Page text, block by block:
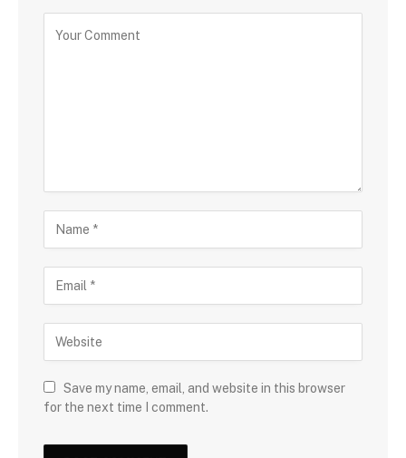
Save my name, email, and website in this browser
for the next time I comment.